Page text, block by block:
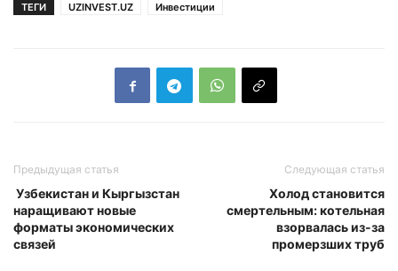
ТЕГИ UZINVEST.UZ Инвестиции
Предыдущая статья
Узбекистан и Кыргызстан
наращивают новые
форматы экономических
связей
Следующая статья
Холод становится
смертельным: котельная
взорвалась из-за
промерзших труб